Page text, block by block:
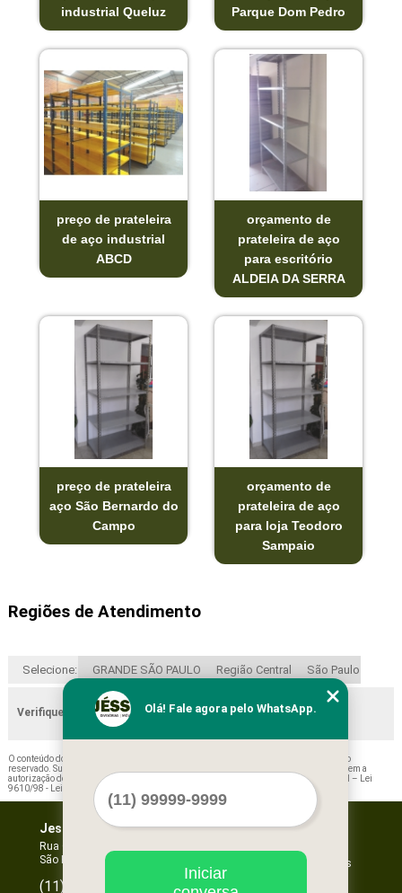
industrial Queluz
Parque Dom Pedro
preço de prateleira
de aço industrial
ABCD
orçamento de
prateleira de aço
para escritório
ALDEIA DA SERRA
preço de prateleira
aço São Bernardo do
Campo
orçamento de
prateleira de aço
para loja Teodoro
Sampaio
Regiões de Atendimento
Selecione: GRANDE SÃO PAULO Região Central São Paulo
Verifique as regiões que atendemos
O conteúdo do texto "
" é de direito
reservado. Sua reprodução, parcial ou total, mesmo citando nossos links, é proibida sem a
autorização do autor. Crime de violação de direito autoral – artigo 184 do Código Penal –
Lei
9610/98 - Lei de direitos autorais
Jessica Forros e Divisórias
Rua Oscar Horta, 269 - Mooca
São Paulo - SP - CEP: 03105-110
(11)
Serviços
Olá! Fale agora pelo WhatsApp.
Iniciar